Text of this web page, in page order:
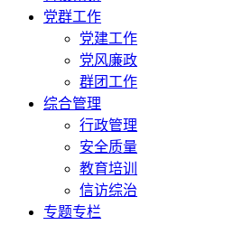
党群工作
党建工作
党风廉政
群团工作
综合管理
行政管理
安全质量
教育培训
信访综治
专题专栏